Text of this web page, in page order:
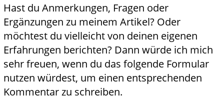
Hast du Anmerkungen, Fragen oder
Ergänzungen zu meinem Artikel? Oder
möchtest du vielleicht von deinen eigenen
Erfahrungen berichten? Dann würde ich mich
sehr freuen, wenn du das folgende Formular
nutzen würdest, um einen entsprechenden
Kommentar zu schreiben.